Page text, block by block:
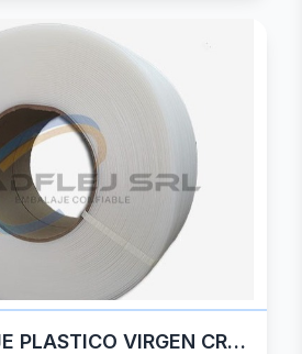
KILOS DE FLEJE PLASTICO VIRGEN CRISTAL DE 12 MM